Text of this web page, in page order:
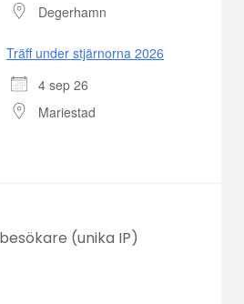
Degerhamn
Träff under stjärnorna 2026
4 sep 26
Mariestad
(unika IP)